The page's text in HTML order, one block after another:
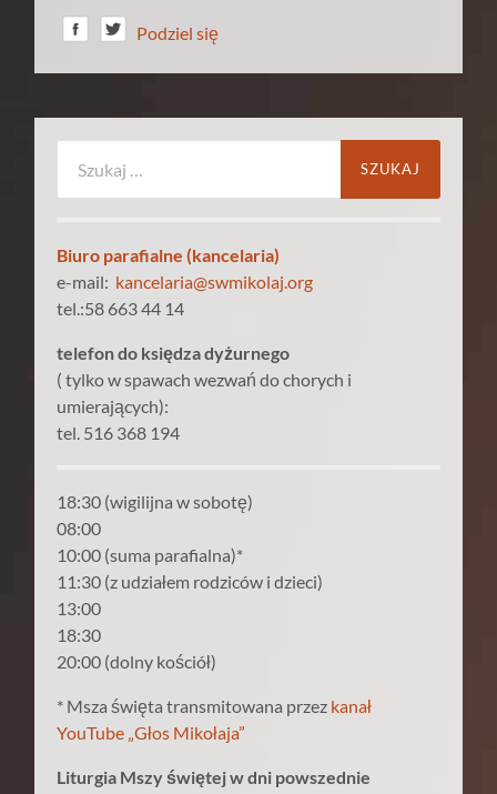
Podziel się
Biuro parafialne (kancelaria)
e-mail: kancelaria@swmikolaj.org
tel.:58 663 44 14
telefon do księdza dyżurnego
( tylko w spawach wezwań do chorych i
umierających):
tel. 516 368 194
18:30 (wigilijna w sobotę)
08:00
10:00 (suma parafialna)*
11:30 (z udziałem rodziców i dzieci)
13:00
18:30
20:00 (dolny kościół)
* Msza święta transmitowana przez kanał
YouTube „Głos Mikołaja”
Liturgia Mszy świętej w dni powszednie